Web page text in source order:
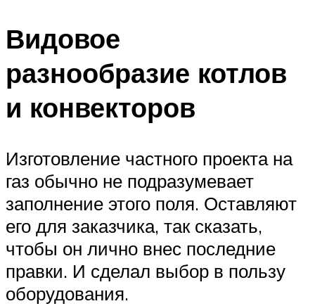
Видовое
разнообразие котлов
и конвекторов
Изготовление частного проекта на
газ обычно не подразумевает
заполнение этого поля. Оставляют
его для заказчика, так сказать,
чтобы он лично внес последние
правки. И сделал выбор в пользу
оборудования.